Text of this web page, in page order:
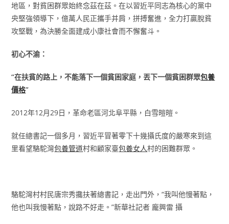
地區，對貧困群眾始終念茲在茲。在以習近平同志為核心的黨中
央堅強領導下，億萬人民正攜手并肩，拼搏奮進，全力打贏脫貧
攻堅戰，為決勝全面建成小康社會而不懈奮斗。
初心不渝：
“在扶貧的路上，不能落下一個貧困家庭，丟下一個貧困群眾包養
價格”
2012年12月29日，革命老區河北阜平縣，白雪皚皚。
就任總書記一個多月，習近平冒著零下十幾攝氏度的嚴寒來到這
里看望駱駝灣包養管道村和顧家臺包養女人村的困難群眾。
駱駝灣村村民唐宗秀攙扶著總書記，走出門外，“我叫他慢著點，
他也叫我慢著點，說路不好走。”新華社記者 龐興雷 攝